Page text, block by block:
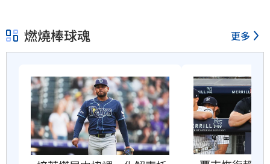
燃燒棒球魂 更多